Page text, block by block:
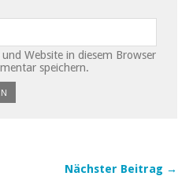
Website in diesem Browser
speichern.
Nächster Beitrag →